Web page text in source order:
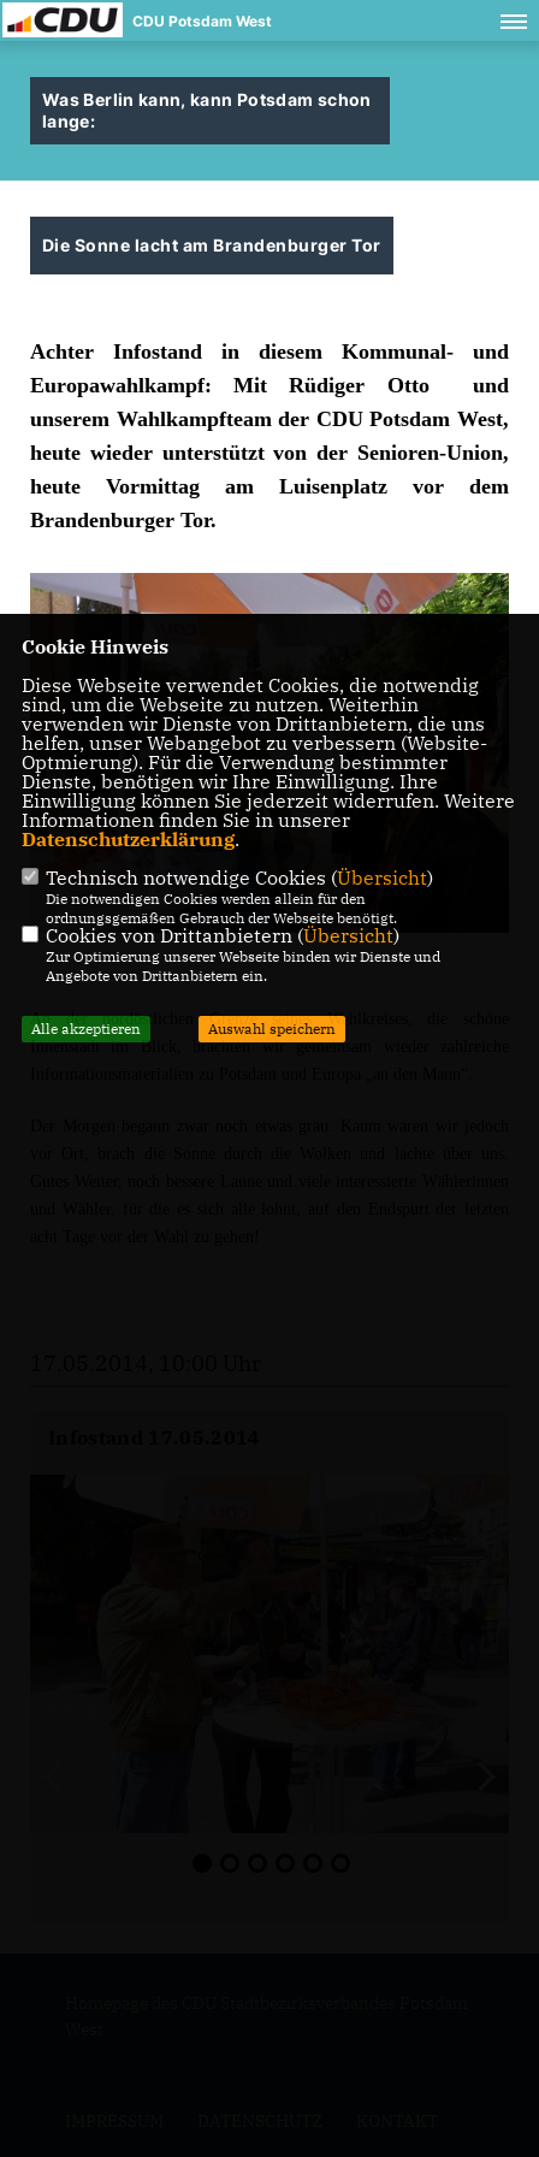
CDU Potsdam West
Was Berlin kann, kann Potsdam schon
lange:
Die Sonne lacht am Brandenburger Tor
Achter Infostand in diesem Kommunal- und
Europawahlkampf: Mit Rüdiger Otto und
unserem Wahlkampfteam der CDU Potsdam West,
heute wieder unterstützt von der Senioren-Union,
heute Vormittag am Luisenplatz vor dem
Brandenburger Tor.
An der nordöstlichen Grenze seines Wahlkreises, die schöne
Innenstadt im Blick, brachten wir gemeinsam wieder zahlreiche
Cookie Hinweis
Diese Webseite verwendet Cookies, die notwendig
sind, um die Webseite zu nutzen. Weiterhin
verwenden wir Dienste von Drittanbietern, die uns
helfen, unser Webangebot zu verbessern (Website-
Optmierung). Für die Verwendung bestimmter
Dienste, benötigen wir Ihre Einwilligung. Ihre
Einwilligung können Sie jederzeit widerrufen. Weitere
Informationen finden Sie in unserer
Datenschutzerklärung.
Technisch notwendige Cookies (Übersicht)
Die notwendigen Cookies werden allein für den
ordnungsgemäßen Gebrauch der Webseite benötigt.
Cookies von Drittanbietern (Übersicht)
Zur Optimierung unserer Webseite binden wir Dienste und
Angebote von Drittanbietern ein.
Alle akzeptieren Auswahl speichern